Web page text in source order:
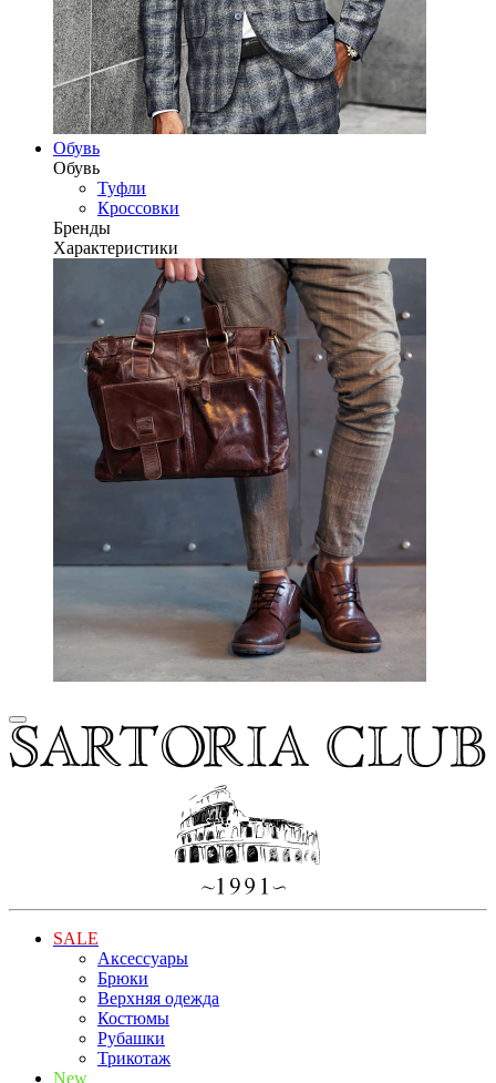
Обувь
Обувь
Туфли
Кроссовки
Бренды
Характеристики
SALE
Аксессуары
Брюки
Верхняя одежда
Костюмы
Рубашки
Трикотаж
New